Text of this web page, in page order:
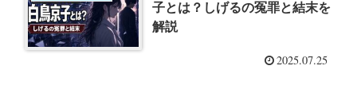
子とは？しげるの冤罪と結末を
解説
2025.07.25